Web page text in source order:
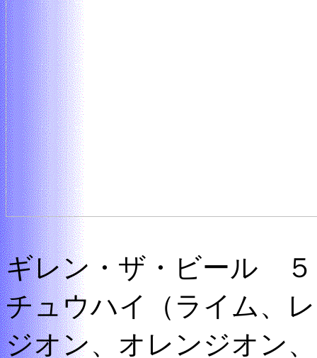
ギレン・ザ・ビール ５
チュウハイ（ライム、
ジオン、オレンジオン